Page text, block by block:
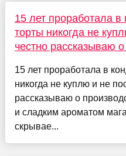
15 лет проработала в
торты никогда не
честно рассказываю
15 лет проработала в
никогда не куплю и не
рассказываю о
и сладким ароматом
скрывае...